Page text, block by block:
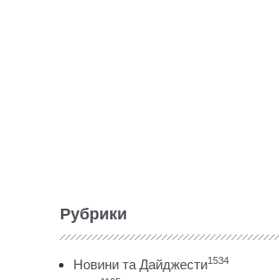
Рубрики
Новини та Дайджести1534